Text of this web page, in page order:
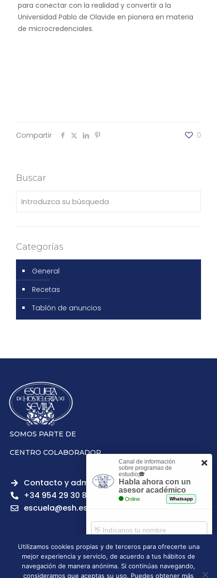
para conectar con la realidad y convertir a la
Universidad Pablo de Olavide en pionera en materia
de microcredenciales.
Compartir 0
Buscar
Categorías
General
Recetas
Tablón de anuncios
SOMOS PARTE DE
CENTRO COLABORADOR
Contacto y admisiones
+34 954 29 30 81
escuela@esh.es
Aviso legal Política de Privacidad
Política de Cookies
Política de calidad
Tablón de anuncios
Utilizamos cookies propias y de terceros para ofrecerte una
mejor experiencia y servicio, de acuerdo a tus hábitos de
navegación de manera anónima. Si continúas navegando,
consideramos que aceptas su uso. Puedes obtener más
Canal de información
sobre programas de
estudio🎓
Habla ahora con un
asesor académico
Online Whatsapp
Comenzar chat